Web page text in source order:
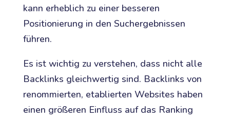
kann erheblich zu einer besseren
Positionierung in den Suchergebnissen
führen.
Es ist wichtig zu verstehen, dass nicht alle
Backlinks gleichwertig sind. Backlinks von
renommierten, etablierten Websites haben
einen größeren Einfluss auf das Ranking